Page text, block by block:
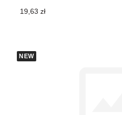
19,63 zł
NEW